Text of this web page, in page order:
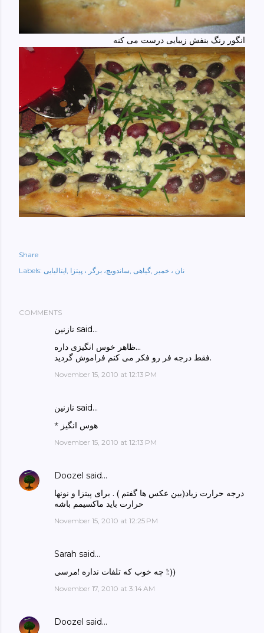
انگور رنگ بنفش زیبایی درست می کنه
Share
Labels: ایتالیایی ساندویچ، برگر ، پیتزا گیاهی نان ، خمیر
COMMENTS
نازنین said…
ظاهر خوس انگیزی داره...
فقط درجه فر رو فکر می کنم فراموش گردید.
November 15, 2010 at 12:13 PM
نازنین said…
* هوس انگیز
November 15, 2010 at 12:13 PM
Doozel said…
درجه حرارت زیاد(بین عکس ها گفتم ) . برای پیتزا و نونها
حرارت باید ماکسیمم باشه
November 15, 2010 at 12:25 PM
Sarah said…
چه خوب که تلفات نداره !مرسی !:))
November 17, 2010 at 3:14 AM
Doozel said…